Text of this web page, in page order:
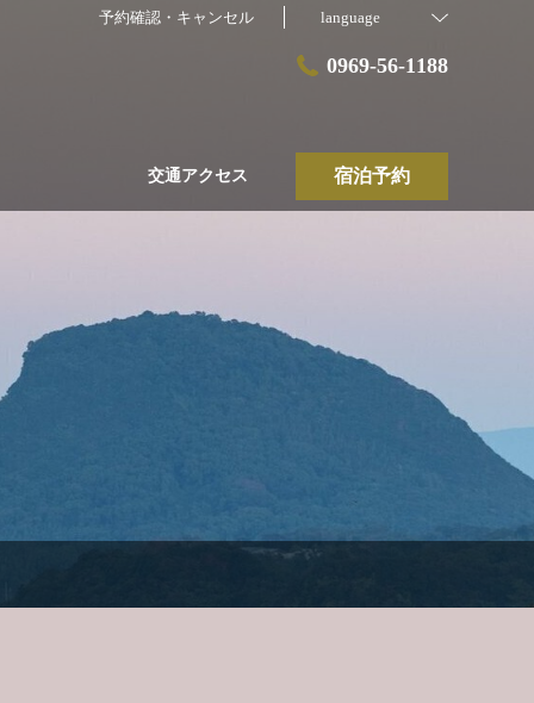
予約確認・キャンセル language
0969-56-1188
交通アクセス 宿泊予約